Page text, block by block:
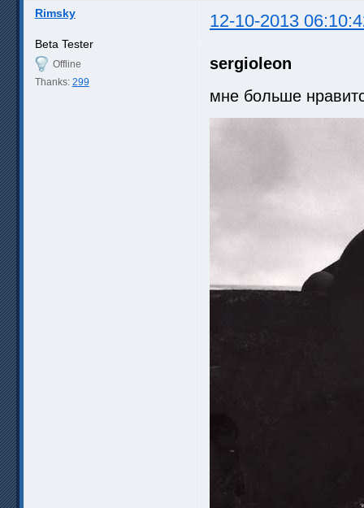
Rimsky 12-10-2013
Beta Tester
Offline
Thanks: 299
sergioleon
мне больше